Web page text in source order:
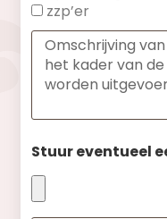
zzp’er
Stuur eventueel